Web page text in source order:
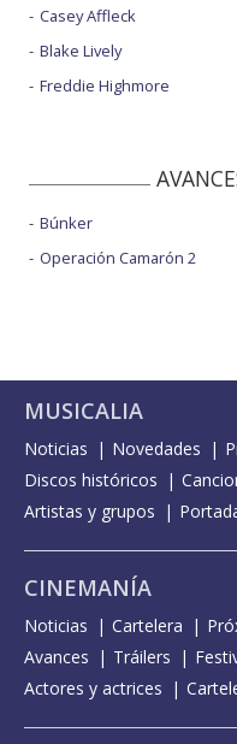
Casey Affleck
Blake Lively
Freddie Highmore
Búnker
Operación Camarón 2
MUSICALIA
Noticias Novedades
Discos históricos
Artistas y grupos
CINEMANÍA
Noticias Cartelera
Avances
Tráilers
Actores y actrices